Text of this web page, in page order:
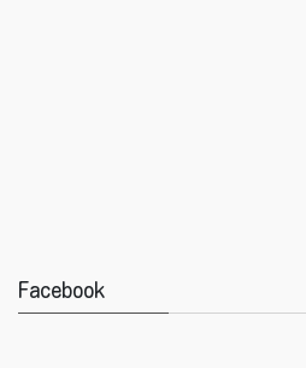
Facebook